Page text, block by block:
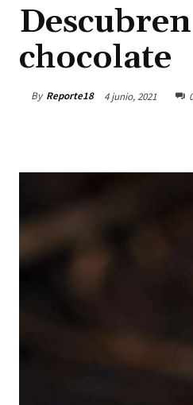
chocolate
By Reporte18 4 junio, 2021 0